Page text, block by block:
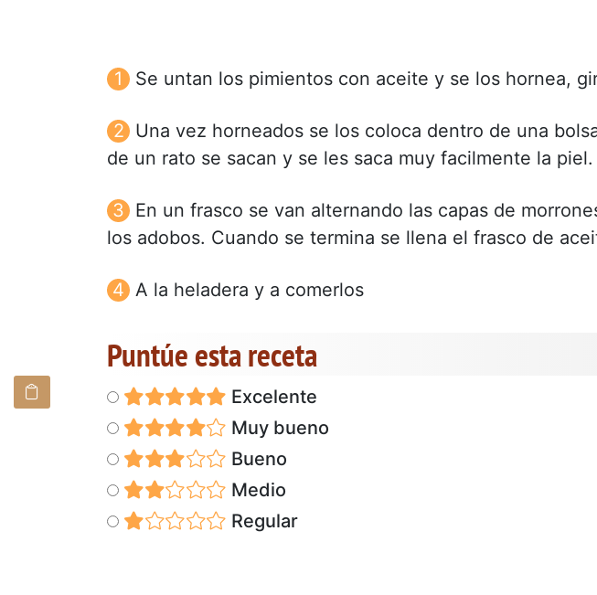
Se untan los pimientos con aceite y se los hornea,
Una vez horneados se los coloca dentro de una
de un rato se sacan y se les saca muy facilmente la
En un frasco se van alternando las capas de
los adobos. Cuando se termina se llena el frasco de
A la heladera y a comerlos
Puntúe esta receta
Excelente
Muy bueno
Bueno
Medio
Regular